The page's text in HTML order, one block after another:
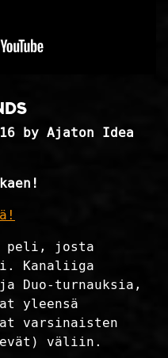
by Ajaton Idea
peli, josta
Kanaliiga
Duo-turnauksia,
yleensä
varsinaisten
väliin.